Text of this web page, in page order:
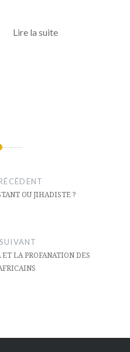
Lire la suite
OU JIHADISTE ?
LA PROFANATION DES